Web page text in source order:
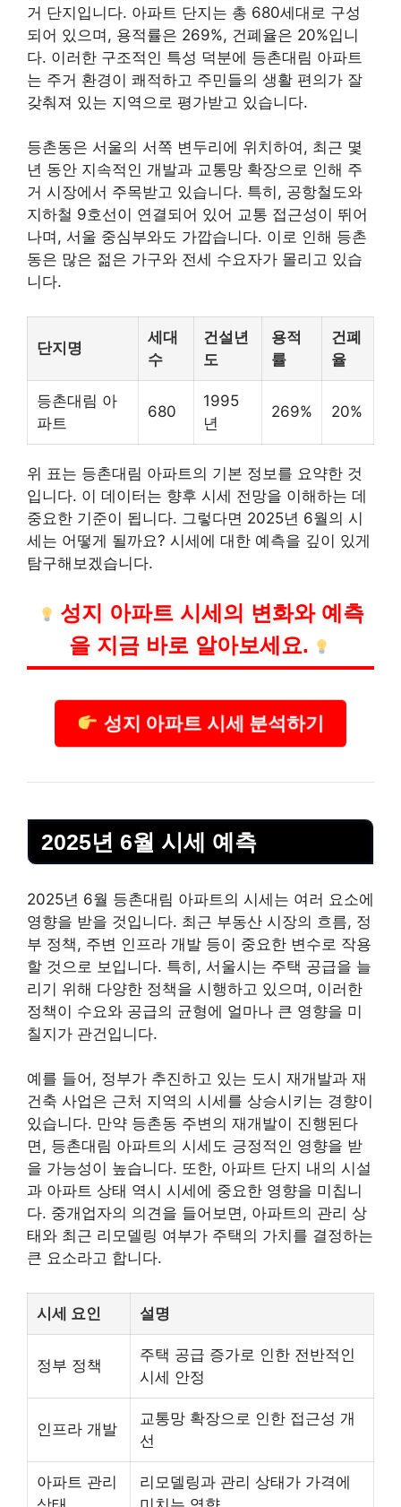
거 단지입니다. 아파트 단지는 총 680세대로 구성
되어 있으며, 용적률은 269%, 건폐율은 20%입니
다. 이러한 구조적인 특성 덕분에 등촌대림 아파트
는 주거 환경이 쾌적하고 주민들의 생활 편의가 잘
갖춰져 있는 지역으로 평가받고 있습니다.
등촌동은 서울의 서쪽 변두리에 위치하여, 최근 몇
년 동안 지속적인 개발과 교통망 확장으로 인해 주
거 시장에서 주목받고 있습니다. 특히, 공항철도와
지하철 9호선이 연결되어 있어 교통 접근성이 뛰어
나며, 서울 중심부와도 가깝습니다. 이로 인해 등촌
동은 많은 젊은 가구와 전세 수요자가 몰리고 있습
니다.
단지명
세대
수
건설년
도
용적
률
건폐
율
등촌대림 아
파트
680
1995
년
269% 20%
위 표는 등촌대림 아파트의 기본 정보를 요약한 것
입니다. 이 데이터는 향후 시세 전망을 이해하는 데
중요한 기준이 됩니다. 그렇다면 2025년 6월의 시
세는 어떻게 될까요? 시세에 대한 예측을 깊이 있게
탐구해보겠습니다.
성지 아파트 시세의 변화와 예측
을 지금 바로 알아보세요.
성지 아파트 시세 분석하기
2025년 6월 시세 예측
2025년 6월 등촌대림 아파트의 시세는 여러 요소에
영향을 받을 것입니다. 최근 부동산 시장의 흐름, 정
부 정책, 주변 인프라 개발 등이 중요한 변수로 작용
할 것으로 보입니다. 특히, 서울시는 주택 공급을 늘
리기 위해 다양한 정책을 시행하고 있으며, 이러한
정책이 수요와 공급의 균형에 얼마나 큰 영향을 미
칠지가 관건입니다.
예를 들어, 정부가 추진하고 있는 도시 재개발과 재
건축 사업은 근처 지역의 시세를 상승시키는 경향이
있습니다. 만약 등촌동 주변의 재개발이 진행된다
면, 등촌대림 아파트의 시세도 긍정적인 영향을 받
을 가능성이 높습니다. 또한, 아파트 단지 내의 시설
과 아파트 상태 역시 시세에 중요한 영향을 미칩니
다. 중개업자의 의견을 들어보면, 아파트의 관리 상
태와 최근 리모델링 여부가 주택의 가치를 결정하는
큰 요소라고 합니다.
시세 요인 설명
정부 정책
주택 공급 증가로 인한 전반적인
시세 안정
인프라 개발
교통망 확장으로 인한 접근성 개
선
아파트 관리
리모델링과 관리 상태가 가격에